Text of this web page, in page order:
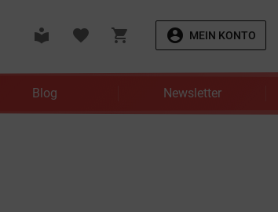
local_library favorite shopping_cart account_circle MEIN KONTO
Blog Newsletter